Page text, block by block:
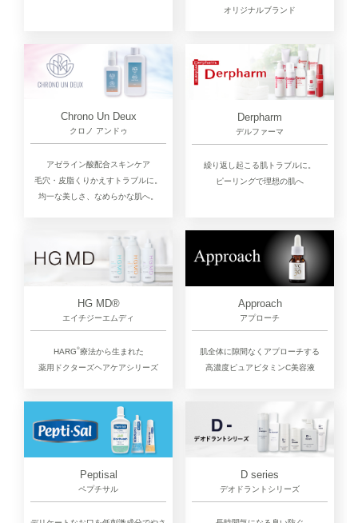
オリジナルブランド
Chrono Un Deux
クロノ アンドゥ
アゼライン酸配合スキンケア
毛穴・皮脂くりかえすトラブルに。
均一な美しさ、なめらかな肌へ。
Derpharm
デルファーマ
繰り返し起こる肌トラブルに。
ピーリングで理想の肌へ
HG MD®
エイチジーエムディ
HARG®︎療法から生まれた
薬用ドクターズヘアケアシリーズ
Approach
アプローチ
肌全体に隙間なくアプローチする
高濃度ピュアビタミンC美容液
Peptisal
ペプチサル
D series
デオドラントシリーズ